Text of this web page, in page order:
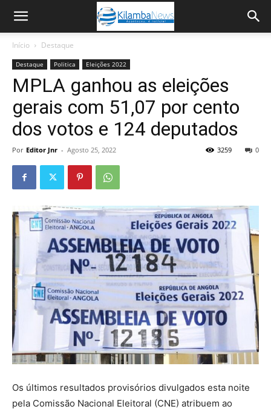
Início Destaque
Destaque Politica Eleições 2022
MPLA ganhou as eleições
gerais com 51,07 por cento
dos votos e 124 deputados
Por Editor Jnr - Agosto 25, 2022 0
3259
Os últimos resultados provisórios divulgados esta noite
pela Comissão Nacional Eleitoral (CNE) atribuem ao